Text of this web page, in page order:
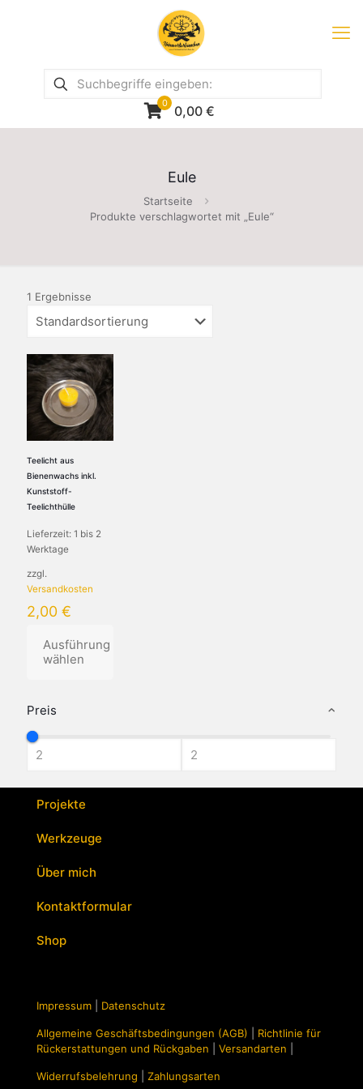
0 0,00 €
Eule
Startseite
Produkte verschlagwortet mit „Eule“
Preis
1 Ergebnisse
Teelicht aus
Bienenwachs inkl.
Kunststoff-
Teelichthülle
Lieferzeit: 1 bis 2
Werktage
zzgl.
Versandkosten
2,00 €
Ausführung
wählen
Produkt
mehrere
Varianten
Optionen
können
der
gewählt
Projekte
Werkzeuge
Über mich
Kontaktformular
Shop
Impressum Datenschutz
Allgemeine Geschäftsbedingungen (AGB)
Richtlinie für
Rückerstattungen und Rückgaben
Versandarten
Widerrufsbelehrung Zahlungsarten